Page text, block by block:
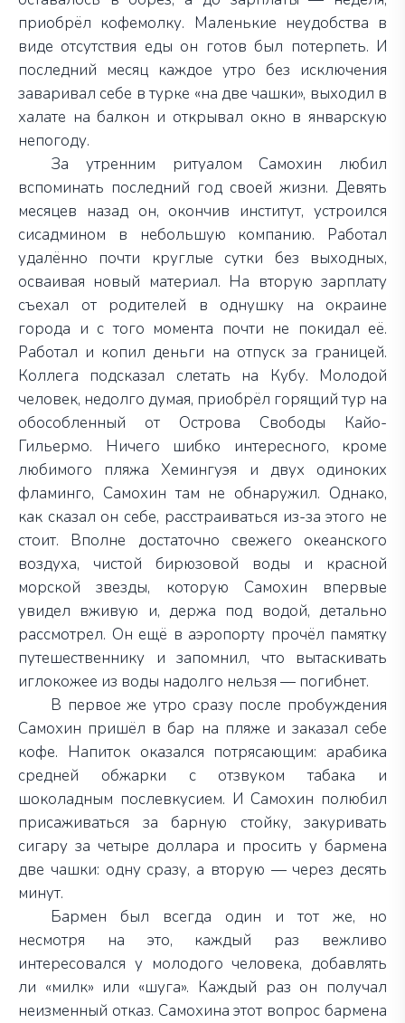
приобрёл кофемолку. Маленькие неудобства в
виде отсутствия еды он готов был потерпеть. И
последний месяц каждое утро без исключения
заваривал себе в турке «на две чашки», выходил в
халате на балкон и открывал окно в январскую
непогоду.
За утренним ритуалом Самохин любил
вспоминать последний год своей жизни. Девять
месяцев назад он, окончив институт, устроился
сисадмином в небольшую компанию. Работал
удалённо почти круглые сутки без выходных,
осваивая новый материал. На вторую зарплату
съехал от родителей в однушку на окраине
города и с того момента почти не покидал её.
Работал и копил деньги на отпуск за границей.
Коллега подсказал слетать на Кубу. Молодой
человек, недолго думая, приобрёл горящий тур на
обособленный от Острова Свободы Кайо-
Гильермо. Ничего шибко интересного, кроме
любимого пляжа Хемингуэя и двух одиноких
фламинго, Самохин там не обнаружил. Однако,
как сказал он себе, расстраиваться из-за этого не
стоит. Вполне достаточно свежего океанского
воздуха, чистой бирюзовой воды и красной
морской звезды, которую Самохин впервые
увидел вживую и, держа под водой, детально
рассмотрел. Он ещё в аэропорту прочёл памятку
путешественнику и запомнил, что вытаскивать
иглокожее из воды надолго нельзя — погибнет.
В первое же утро сразу после пробуждения
Самохин пришёл в бар на пляже и заказал себе
кофе. Напиток оказался потрясающим: арабика
средней обжарки с отзвуком табака и
шоколадным послевкусием. И Самохин полюбил
присаживаться за барную стойку, закуривать
сигару за четыре доллара и просить у бармена
две чашки: одну сразу, а вторую — через десять
минут.
Бармен был всегда один и тот же, но
несмотря на это, каждый раз вежливо
интересовался у молодого человека, добавлять
ли «милк» или «шуга». Каждый раз он получал
неизменный отказ. Самохина этот вопрос бармена